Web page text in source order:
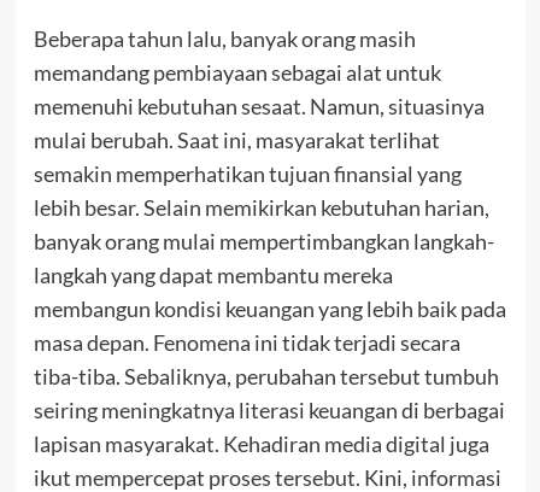
Beberapa tahun lalu, banyak orang masih
memandang pembiayaan sebagai alat untuk
memenuhi kebutuhan sesaat. Namun, situasinya
mulai berubah. Saat ini, masyarakat terlihat
semakin memperhatikan tujuan finansial yang
lebih besar. Selain memikirkan kebutuhan harian,
banyak orang mulai mempertimbangkan langkah-
langkah yang dapat membantu mereka
membangun kondisi keuangan yang lebih baik pada
masa depan. Fenomena ini tidak terjadi secara
tiba-tiba. Sebaliknya, perubahan tersebut tumbuh
seiring meningkatnya literasi keuangan di berbagai
lapisan masyarakat. Kehadiran media digital juga
ikut mempercepat proses tersebut. Kini, informasi